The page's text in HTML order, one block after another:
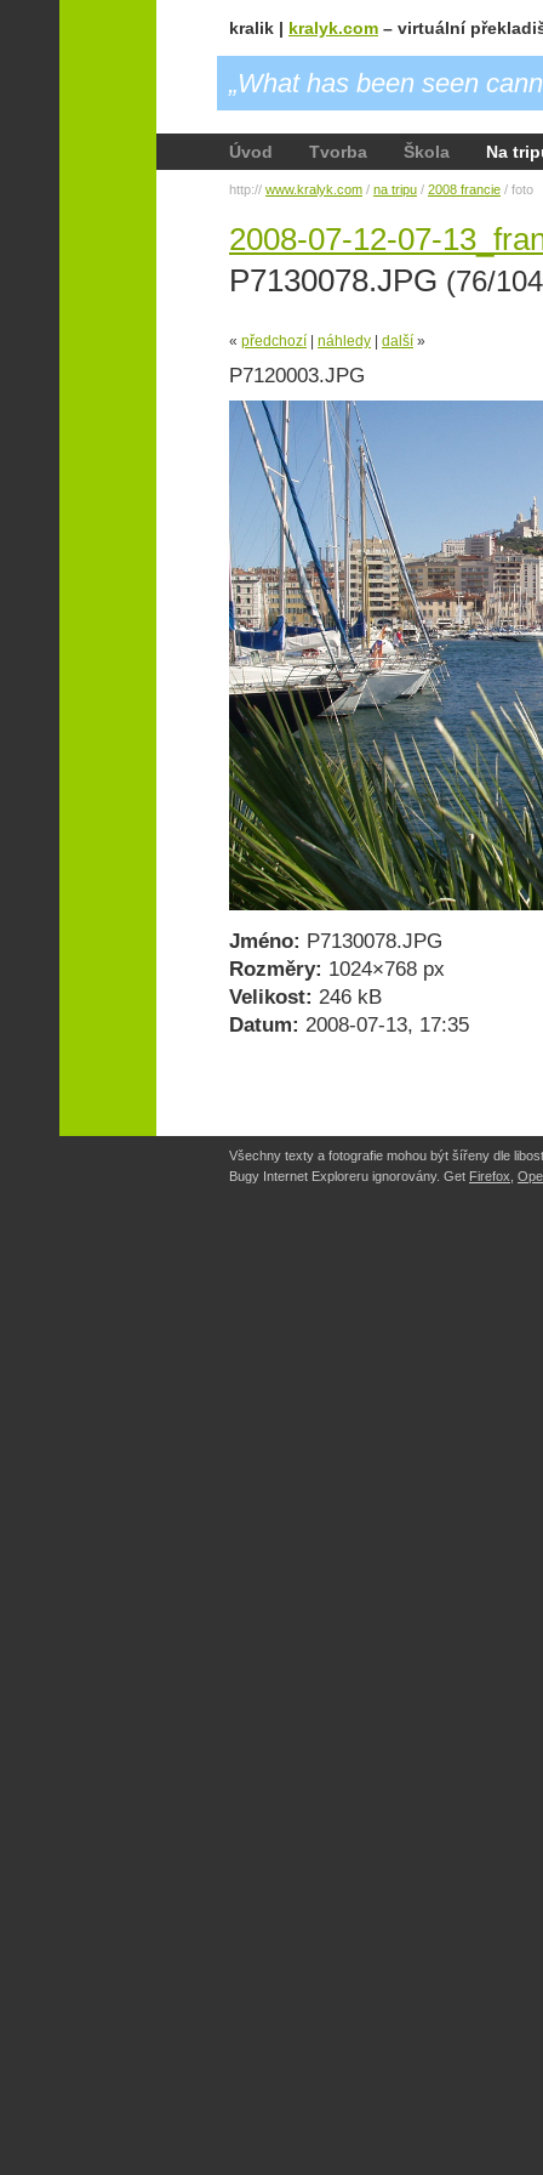
kralik | kralyk.com – virtuální
„What has been seen
2008-07-12-07-
P7130078.JPG (76/
« předchozí náhledy další »
P7120003.JPG
Jméno: P7130078.JPG
Rozměry: 1024×768 px
Velikost: 246 kB
Datum: 2008-07-13, 17:35
http:// www.kralyk.com / na tripu / 2008 francie / foto
Úvod Tvorba Škola Na
Všechny texty a fotografie mohou být šířeny dle
Bugy Internet Exploreru ignorovány. Get Firefox